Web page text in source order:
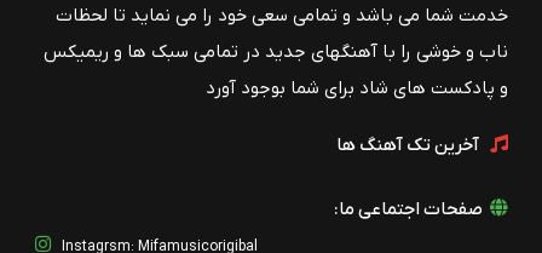
خدمت شما می باشد و تمامی سعی خود را می نماید تا لحظات
ناب و خوشی را با آهنگهای جدید در تمامی سبک ها و ریمیکس
و پادکست های شاد برای شما بوجود آورد
آخرین تک آهنگ ها
صفحات اجتماعی ما:
Instagrsm: Mifamusicorigibal